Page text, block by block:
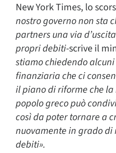
New York Times, lo
nostro governo non sta
partners una via
propri debiti-scrive il
stiamo chiedendo
finanziaria che ci
il piano di riforme che
popolo greco può
così da poter tornare a
nuovamente in grado
debiti».